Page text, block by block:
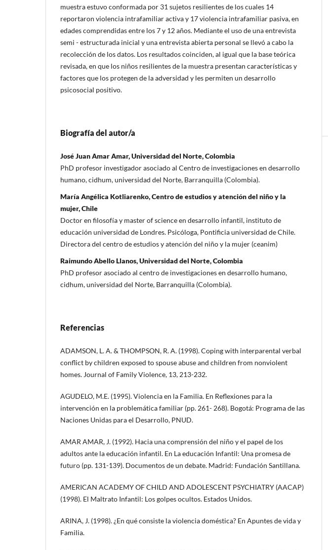
muestra estuvo conformada por 31 sujetos resilientes de los cuales 14
reportaron violencia intrafamiliar activa y 17 violencia intrafamiliar pasiva, en
edades comprendidas entre los 7 y 12 años. Mediante el uso de una entrevista
semi - estructurada inicial y una entrevista abierta personal se llevó a cabo la
recolección de los datos. Los resultados coinciden, al igual que la base teórica
revisada, en que los niños resilientes de la muestra presentan características y
factores que los protegen de la adversidad y les permiten un desarrollo
psicosocial positivo.
Biografía del autor/a
José Juan Amar Amar, Universidad del Norte, Colombia
PhD profesor investigador asociado al Centro de investigaciones en desarrollo
humano, cidhum, universidad del Norte, Barranquilla (Colombia).
María Angélica Kotliarenko, Centro de estudios y atención del niño y la
mujer, Chile
Doctor en filosofía y master of science en desarrollo infantil, instituto de
educación universidad de Londres. Psicóloga, Pontificia universidad de Chile.
Directora del centro de estudios y atención del niño y la mujer (ceanim)
Raimundo Abello Llanos, Universidad del Norte, Colombia
PhD profesor asociado al centro de investigaciones en desarrollo humano,
cidhum, universidad del Norte, Barranquilla (Colombia).
Referencias
ADAMSON, L. A. & THOMPSON, R. A. (1998). Coping with interparental verbal
conflict by children exposed to spouse abuse and children from nonviolent
homes. Journal of Family Violence, 13, 213-232.
AGUDELO, M.E. (1995). Violencia en la Familia. En Reflexiones para la
intervención en la problemática familiar (pp. 261- 268). Bogotá: Programa de las
Naciones Unidas para el Desarrollo, PNUD.
AMAR AMAR, J. (1992). Hacia una comprensión del niño y el papel de los
adultos ante la educación infantil. En La educación Infantil: Una promesa de
futuro (pp. 131-139). Documentos de un debate. Madrid: Fundación Santillana.
AMERICAN ACADEMY OF CHILD AND ADOLESCENT PSYCHIATRY (AACAP)
(1998). El Maltrato Infantil: Los golpes ocultos. Estados Unidos.
ARINA, J. (1998). ¿En qué consiste la violencia doméstica? En Apuntes de vida y
Familia.